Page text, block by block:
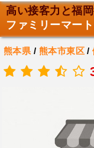
高い接客力と福岡
ファミリーマー
熊本県 / 熊本市東区/